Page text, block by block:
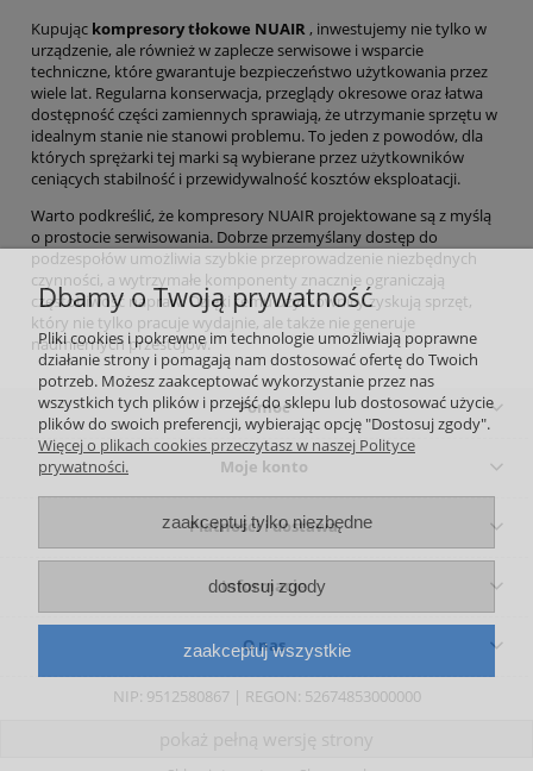
Kupując kompresory tłokowe NUAIR , inwestujemy nie tylko w
urządzenie, ale również w zaplecze serwisowe i wsparcie
techniczne, które gwarantuje bezpieczeństwo użytkowania przez
wiele lat. Regularna konserwacja, przeglądy okresowe oraz łatwa
dostępność części zamiennych sprawiają, że utrzymanie sprzętu w
idealnym stanie nie stanowi problemu. To jeden z powodów, dla
których sprężarki tej marki są wybierane przez użytkowników
ceniących stabilność i przewidywalność kosztów eksploatacji.
Warto podkreślić, że kompresory NUAIR projektowane są z myślą
o prostocie serwisowania. Dobrze przemyślany dostęp do
podzespołów umożliwia szybkie przeprowadzenie niezbędnych
czynności, a wytrzymałe komponenty znacznie ograniczają
częstotliwość napraw. Dzięki temu użytkownicy zyskują sprzęt,
który nie tylko pracuje wydajnie, ale także nie generuje
nadmiernych przestojów.
Pomoc
Moje konto
Płatności i dostawa
Informacje
O nas
NIP: 9512580867 | REGON: 52674853000000
pokaż pełną wersję strony
Dbamy o Twoją prywatność
Pliki cookies i pokrewne im technologie umożliwiają poprawne
działanie strony i pomagają nam dostosować ofertę do Twoich
potrzeb. Możesz zaakceptować wykorzystanie przez nas
wszystkich tych plików i przejść do sklepu lub dostosować użycie
plików do swoich preferencji, wybierając opcję "Dostosuj zgody".
Więcej o plikach cookies przeczytasz w naszej Polityce
prywatności.
zaakceptuj tylko niezbędne
dostosuj zgody
zaakceptuj wszystkie